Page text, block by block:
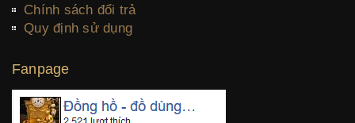
Chính sách đổi trả
Quy định sử dụng
Fanpage